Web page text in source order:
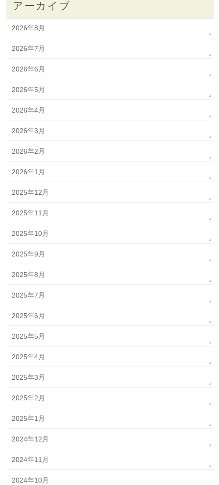
アーカイブ
2026年8月
2026年7月
2026年6月
2026年5月
2026年4月
2026年3月
2026年2月
2026年1月
2025年12月
2025年11月
2025年10月
2025年9月
2025年8月
2025年7月
2025年6月
2025年5月
2025年4月
2025年3月
2025年2月
2025年1月
2024年12月
2024年11月
2024年10月